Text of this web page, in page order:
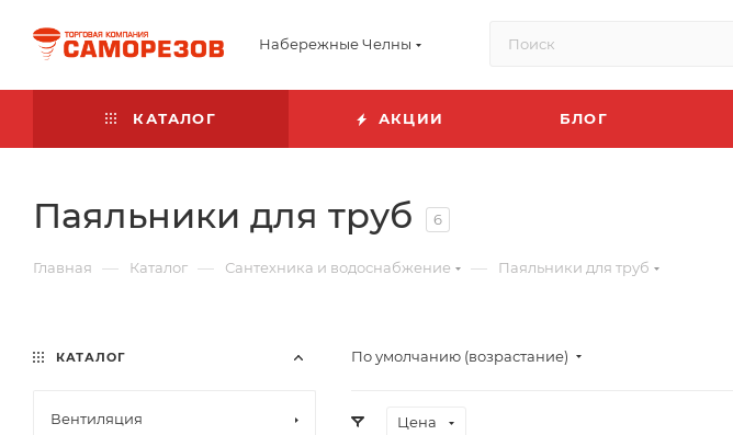
Набережные Челны
КАТАЛОГ АКЦИИ БЛОГ
Паяльники для труб 6
Главная — Каталог — Сантехника и водоснабжение — Паяльники для труб
По умолчанию (возрастание)
Цена
КАТАЛОГ
Вентиляция